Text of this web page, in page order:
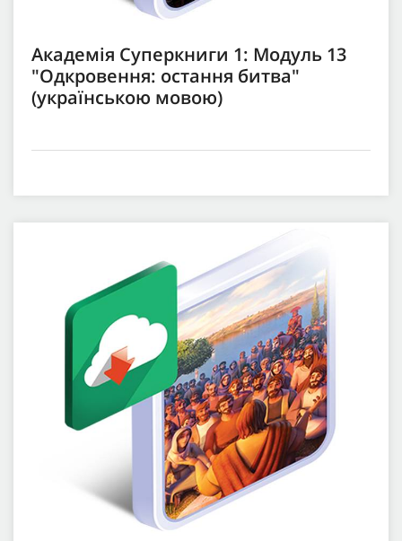
Академія Суперкниги 1: Модуль 13
"Одкровення: остання битва"
(українською мовою)